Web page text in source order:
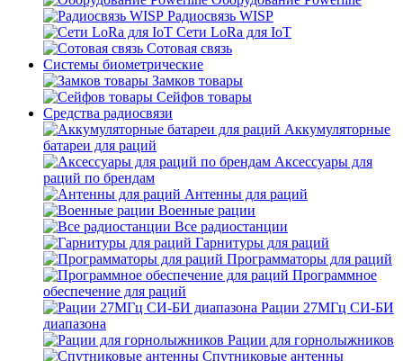
Радиосвязь WISP
Сети LoRa для IoT
Сотовая связь
Системы биометрические
Замков товары
Сейфов товары
Средства радиосвязи
Аккумуляторные
батареи для раций
Аксессуары для
раций по брендам
Антенны для раций
Военные рации
Все радиостанции
Гарнитуры для раций
Программаторы для раций
Программное
обеспечение для раций
Рации 27МГц СИ-БИ
диапазона
Рации для горнолыжников
Спутниковые антенны